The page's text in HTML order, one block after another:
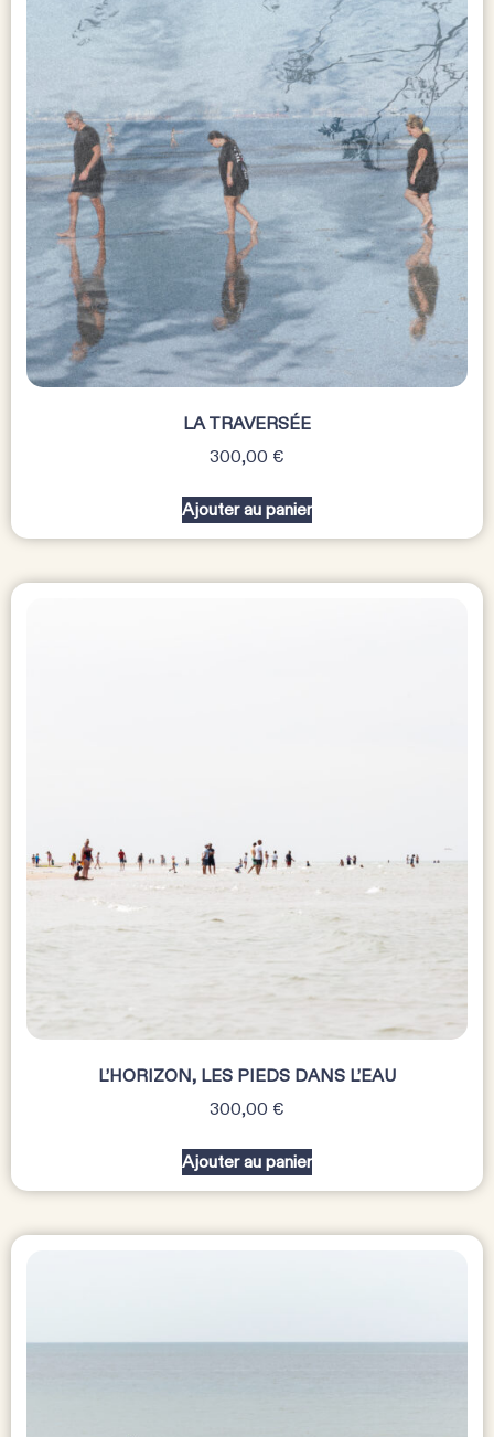
LA TRAVERSÉE
300,00 €
Ajouter au panier
L’HORIZON, LES PIEDS DANS L’EAU
300,00 €
Ajouter au panier